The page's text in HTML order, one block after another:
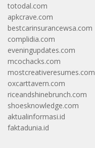
totodal.com
apkcrave.com
bestcarinsurancewsa.com
complidia.com
eveningupdates.com
mcochacks.com
mostcreativeresumes.com
oxcarttavern.com
riceandshinebrunch.com
shoesknowledge.com
aktualinformasi.id
faktadunia.id